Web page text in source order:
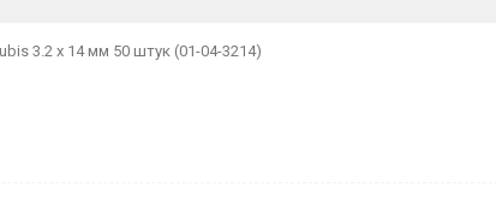
3.2 х 14 мм 50 штук (01-04-3214)